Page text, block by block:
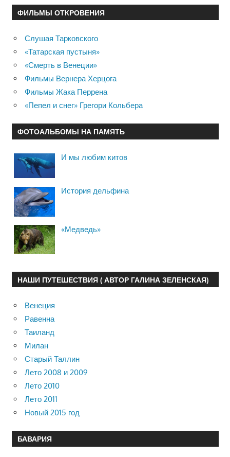
ФИЛЬМЫ ОТКРОВЕНИЯ
Слушая Тарковского
«Татарская пустыня»
«Смерть в Венеции»
Фильмы Вернера Херцога
Фильмы Жака Перрена
«Пепел и снег» Грегори Кольбера
ФОТОАЛЬБОМЫ НА ПАМЯТЬ
И мы любим китов
История дельфина
«Медведь»
НАШИ ПУТЕШЕСТВИЯ ( АВТОР ГАЛИНА ЗЕЛЕНСКАЯ)
Венеция
Равенна
Таиланд
Милан
Старый Таллин
Лето 2008 и 2009
Лето 2010
Лето 2011
Новый 2015 год
БАВАРИЯ